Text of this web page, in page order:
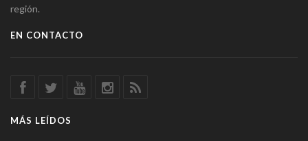
región.
EN CONTACTO
MÁS LEÍDOS